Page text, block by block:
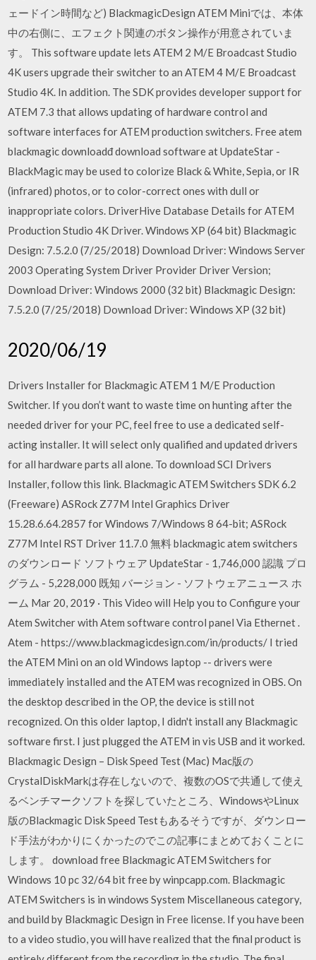
ェードイン時間など) BlackmagicDesign ATEM Miniでは、本体
中の右側に、エフェクト関連のボタン操作が用意されていま
す。 This software update lets ATEM 2 M/E Broadcast Studio
4K users upgrade their switcher to an ATEM 4 M/E Broadcast
Studio 4K. In addition. The SDK provides developer support for
ATEM 7.3 that allows updating of hardware control and
software interfaces for ATEM production switchers. Free atem
blackmagic downloadđ download software at UpdateStar -
BlackMagic may be used to colorize Black & White, Sepia, or IR
(infrared) photos, or to color-correct ones with dull or
inappropriate colors. DriverHive Database Details for ATEM
Production Studio 4K Driver. Windows XP (64 bit) Blackmagic
Design: 7.5.2.0 (7/25/2018) Download Driver: Windows Server
2003 Operating System Driver Provider Driver Version;
Download Driver: Windows 2000 (32 bit) Blackmagic Design:
7.5.2.0 (7/25/2018) Download Driver: Windows XP (32 bit)
2020/06/19
Drivers Installer for Blackmagic ATEM 1 M/E Production
Switcher. If you don’t want to waste time on hunting after the
needed driver for your PC, feel free to use a dedicated self-
acting installer. It will select only qualified and updated drivers
for all hardware parts all alone. To download SCI Drivers
Installer, follow this link. Blackmagic ATEM Switchers SDK 6.2
(Freeware) ASRock Z77M Intel Graphics Driver
15.28.6.64.2857 for Windows 7/Windows 8 64-bit; ASRock
Z77M Intel RST Driver 11.7.0 無料 blackmagic atem switchers
のダウンロード ソフトウェア UpdateStar - 1,746,000 認識 プロ
グラム - 5,228,000 既知 バージョン - ソフトウェアニュース ホ
ーム Mar 20, 2019 · This Video will Help you to Configure your
Atem Switcher with Atem software control panel Via Ethernet .
Atem - https://www.blackmagicdesign.com/in/products/ I tried
the ATEM Mini on an old Windows laptop -- drivers were
immediately installed and the ATEM was recognized in OBS. On
the desktop described in the OP, the device is still not
recognized. On this older laptop, I didn't install any Blackmagic
software first. I just plugged the ATEM in vis USB and it worked.
Blackmagic Design – Disk Speed Test (Mac) Mac版の
CrystalDiskMarkは存在しないので、複数のOSで共通して使え
るベンチマークソフトを探していたところ、WindowsやLinux
版のBlackmagic Disk Speed Testもあるそうですが、ダウンロー
ド手法がわかりにくかったのでこの記事にまとめておくことに
します。 download free Blackmagic ATEM Switchers for
Windows 10 pc 32/64 bit free by winpcapp.com. Blackmagic
ATEM Switchers is in windows System Miscellaneous category,
and build by Blackmagic Design in Free license. If you have been
to a video studio, you will have realized that the final product is